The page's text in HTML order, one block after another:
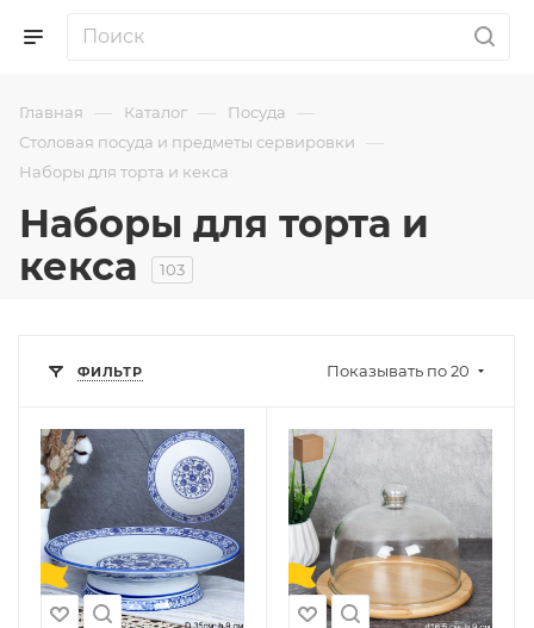
Главная — Каталог — Посуда —
Столовая посуда и предметы сервировки —
Наборы для торта и кекса
Наборы для торта и
кекса
103
ФИЛЬТР Показывать по 20